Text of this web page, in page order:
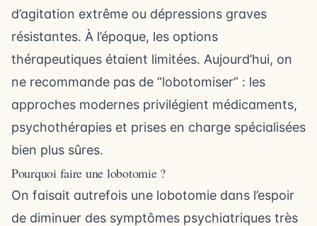
d’agitation extrême ou dépressions graves
résistantes. À l’époque, les options
thérapeutiques étaient limitées. Aujourd’hui, on
ne recommande pas de “lobotomiser” : les
approches modernes privilégient médicaments,
psychothérapies et prises en charge spécialisées
bien plus sûres.
Pourquoi faire une lobotomie ?
On faisait autrefois une lobotomie dans l’espoir
de diminuer des symptômes psychiatriques très